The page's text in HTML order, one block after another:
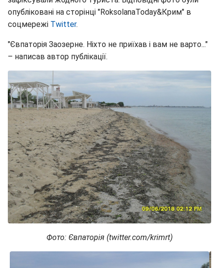
опубліковані на сторінці "RoksolanaToday&Крим" в
соцмережі Twitter.
"Євпаторія Заозерне. Ніхто не приїхав і вам не варто..."
– написав автор публікації.
Фото: Євпаторія (twitter.com/krimrt)